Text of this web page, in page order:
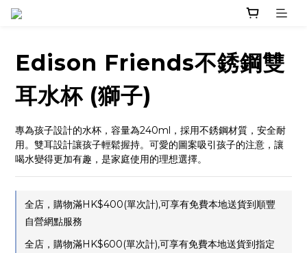
Edison Friends不銹鋼雙
耳水杯 (獅子)
專為孩子設計的水杯，容量為240ml，採用不銹鋼材質，安全耐
用。雙耳設計讓孩子輕鬆握持。可愛的圖案吸引孩子的注意，讓
喝水變得更加有趣，是家庭使用的理想選擇。
全店，購物滿HK$400(單次計),可享有免費本地送貨到順豐
自營網點服務
全店，購物滿HK$600(單次計),可享有免費本地送貨到指定